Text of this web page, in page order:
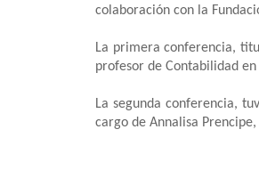
colaboración con la
La primera conferencia,
profesor de Contabilidad
La segunda conferencia,
cargo de Annalisa